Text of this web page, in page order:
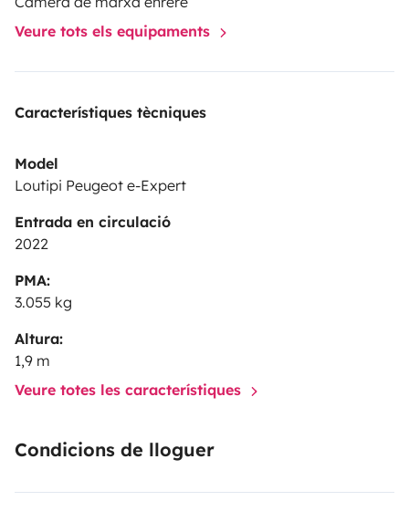
Veure tots els equipaments
Característiques tècniques
Model
Loutipi Peugeot e-Expert
Entrada en circulació
2022
PMA:
3.055 kg
Altura:
1,9 m
Veure totes les característiques
Condicions de lloguer